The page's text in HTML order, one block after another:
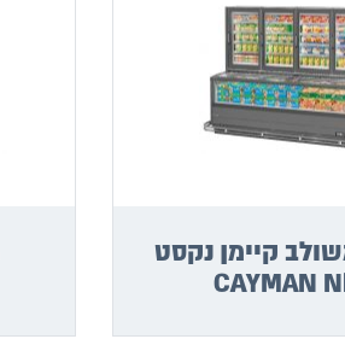
קיימן נקסט
CAYMAN